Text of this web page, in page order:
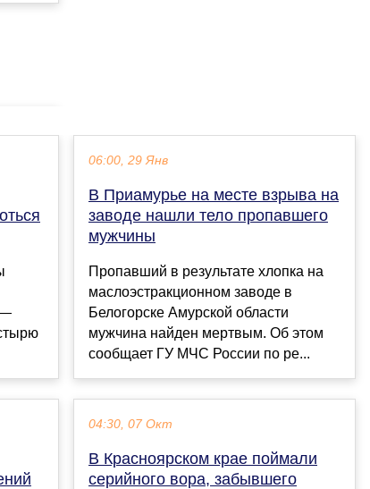
—
06:00, 29 Янв
В Приамурье на месте взрыва на
заводе нашли тело пропавшего
мужчины
Пропавший в результате хлопка на
маслоэстракционном заводе в
Белогорске Амурской области
мужчина найден мертвым. Об этом
сообщает ГУ МЧС России по ре...
04:30, 07 Окт
В Красноярском крае поймали
серийного вора, забывшего